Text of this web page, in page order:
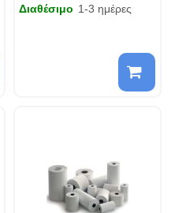
Διαθέσιμο 1-3 ημέρες